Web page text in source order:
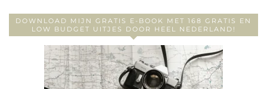
DOWNLOAD MIJN GRATIS E-BOOK MET 168 GRATIS EN
LOW BUDGET UITJES DOOR HEEL NEDERLAND!